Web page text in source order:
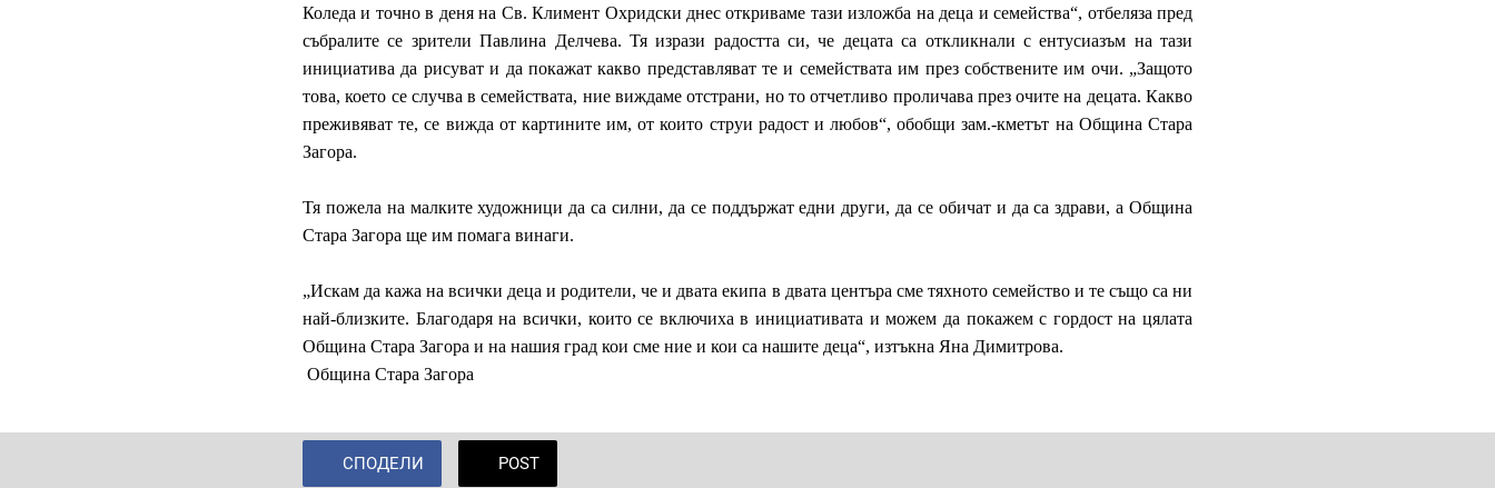
Коледа и точно в деня на Св. Климент Охридски днес откриваме тази изложба на деца и семейства“, отбеляза пред
събралите се зрители Павлина Делчева. Тя изрази радостта си, че децата са откликнали с ентусиазъм на тази
инициатива да рисуват и да покажат какво представляват те и семействата им през собствените им очи. „Защото
това, което се случва в семействата, ние виждаме отстрани, но то отчетливо проличава през очите на децата. Какво
преживяват те, се вижда от картините им, от които струи радост и любов“, обобщи зам.-кметът на Община Стара
Загора.
Тя пожела на малките художници да са силни, да се поддържат едни други, да се обичат и да са здрави, а Община
Стара Загора ще им помага винаги.
„Искам да кажа на всички деца и родители, че и двата екипа в двата центъра сме тяхното семейство и те също са ни
най-близките. Благодаря на всички, които се включиха в инициативата и можем да покажем с гордост на цялата
Община Стара Загора и на нашия град кои сме ние и кои са нашите деца“, изтъкна Яна Димитрова.
Община Стара Загора
СПОДЕЛИ POST